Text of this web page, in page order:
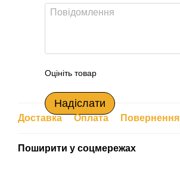
Оцініть товар
Надіслати
Доставка Оплата Повернення
Поширити у соцмережах